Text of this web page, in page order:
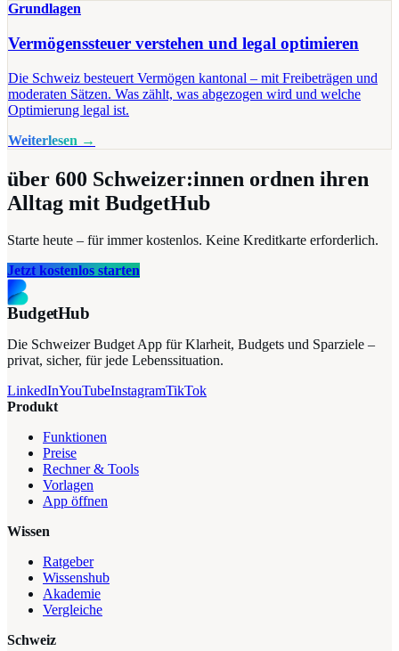
Grundlagen
Vermögenssteuer verstehen und legal optimieren
Die Schweiz besteuert Vermögen kantonal – mit Freibeträgen und
moderaten Sätzen. Was zählt, was abgezogen wird und welche
Optimierung legal ist.
Weiterlesen →
über 600 Schweizer:innen ordnen ihren
Alltag mit BudgetHub
Starte heute – für immer kostenlos. Keine Kreditkarte erforderlich.
Jetzt kostenlos starten
BudgetHub
Die Schweizer Budget App für Klarheit, Budgets und Sparziele –
privat, sicher, für jede Lebenssituation.
LinkedInYouTubeInstagramTikTok
Produkt
Funktionen
Preise
Rechner & Tools
Vorlagen
App öffnen
Wissen
Ratgeber
Wissenshub
Akademie
Vergleiche
Schweiz